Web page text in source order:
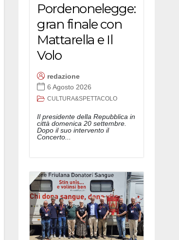
Pordenonelegge:
gran finale con
Mattarella e Il
Volo
redazione
6 Agosto 2026
CULTURA&SPETTACOLO
Il presidente della Repubblica in
città domenica 20 settembre.
Dopo il suo intervento il
Concerto...